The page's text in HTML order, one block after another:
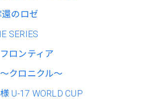
のロゼ
SERIES
ロンティア
クロニクル～
U-17 WORLD CUP